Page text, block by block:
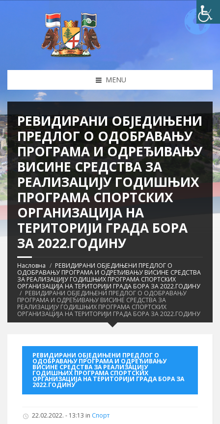
MENU
РЕВИДИРАНИ ОБЈЕДИЊЕНИ
ПРЕДЛОГ О ОДОБРАВАЊУ
ПРОГРАМА И ОДРЕЂИВАЊУ
ВИСИНЕ СРЕДСТВА ЗА
РЕАЛИЗАЦИЈУ ГОДИШЊИХ
ПРОГРАМА СПОРТСКИХ
ОРГАНИЗАЦИЈА НА
ТЕРИТОРИЈИ ГРАДА БОРА
ЗА 2022.ГОДИНУ
Насловна
РЕВИДИРАНИ ОБЈЕДИЊЕНИ ПРЕДЛОГ О
ОДОБРАВАЊУ ПРОГРАМА И ОДРЕЂИВАЊУ ВИСИНЕ СРЕДСТВА
ЗА РЕАЛИЗАЦИЈУ ГОДИШЊИХ ПРОГРАМА СПОРТСКИХ
ОРГАНИЗАЦИЈА НА ТЕРИТОРИЈИ ГРАДА БОРА ЗА 2022.ГОДИНУ
РЕВИДИРАНИ ОБЈЕДИЊЕНИ ПРЕДЛОГ О ОДОБРАВАЊУ
ПРОГРАМА И ОДРЕЂИВАЊУ ВИСИНЕ СРЕДСТВА ЗА
РЕАЛИЗАЦИЈУ ГОДИШЊИХ ПРОГРАМА СПОРТСКИХ
ОРГАНИЗАЦИЈА НА ТЕРИТОРИЈИ ГРАДА БОРА ЗА 2022.ГОДИНУ
РЕВИДИРАНИ ОБЈЕДИЊЕНИ ПРЕДЛОГ О
ОДОБРАВАЊУ ПРОГРАМА И ОДРЕЂИВАЊУ
ВИСИНЕ СРЕДСТВА ЗА РЕАЛИЗАЦИЈУ
ГОДИШЊИХ ПРОГРАМА СПОРТСКИХ
ОРГАНИЗАЦИЈА НА ТЕРИТОРИЈИ ГРАДА БОРА ЗА
2022.ГОДИНУ
22.02.2022. - 13:13 in Спорт